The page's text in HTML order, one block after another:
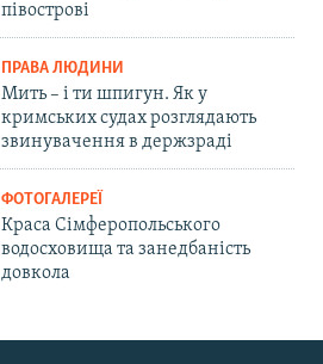
півострові
ПРАВА ЛЮДИНИ
Мить – і ти шпигун. Як у
кримських судах розглядають
звинувачення в держзраді
ФОТОГАЛЕРЕЇ
Краса Сімферопольського
водосховища та занедбаність
довкола